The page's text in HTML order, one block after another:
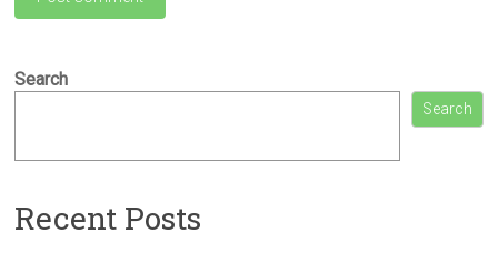
Search
Search
Recent Posts